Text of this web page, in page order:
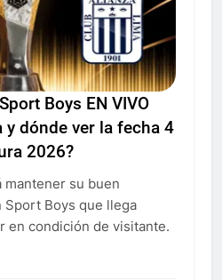
Boys EN VIVO
y dónde ver la fecha 4
2026?
mantener su buen
Sport Boys que llega
en condición de visitante.